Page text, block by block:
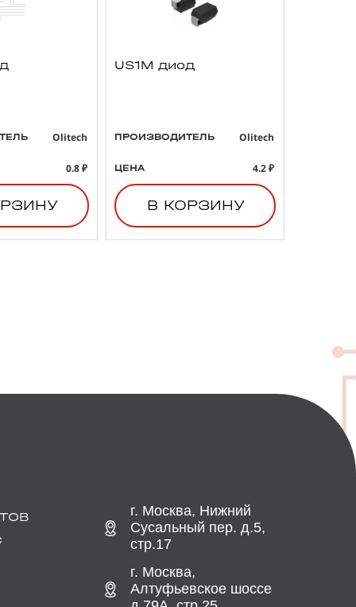
Olitech
0.8 ₽
US1M диод
ПРОИЗВОДИТЕЛЬ Olitech
ЦЕНА 4.2 ₽
В КОРЗИНУ
г. Москва, Нижний
Сусальный пер. д.5,
стр.17
г. Москва,
Алтуфьевское шоссе